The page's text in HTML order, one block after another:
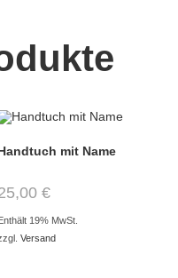
mit Name
€
19% MwSt.
Versand